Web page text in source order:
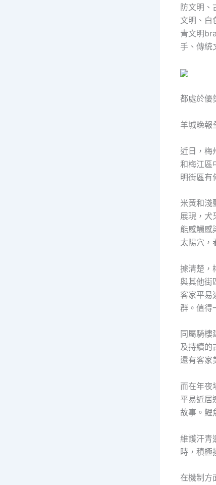
防文明、
文明、白
青文明
手、傳統
都處於優
羊城晚報
近日，梅
和梅江區
明街區有
米黃和淺
展現，犬
能感觸感
太陽穴，
據清楚，
與其他街
客家平易
群。值得
同屬騎樓
及持續的
還有客家
而在年夜
平易近居
故事。鯉
維護汗青
時，積極
在機制方